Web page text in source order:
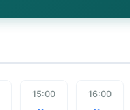
15:00 16:00